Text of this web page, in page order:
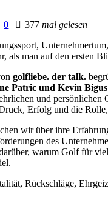
0 377 mal gelesen
als man auf den ersten
golfliebe. der talk.
Patric und Kevin Bigus
und persönlichen
Erfolg und die
wir über ihre
des
warum Golf für
Rückschläge,